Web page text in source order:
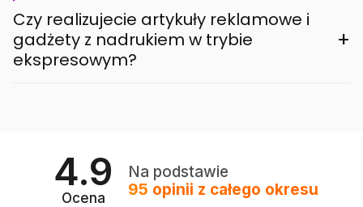
Czy realizujecie artykuły reklamowe i
gadżety z nadrukiem w trybie
ekspresowym?
+
4.9
Ocena
Na podstawie
95 opinii z całego okresu